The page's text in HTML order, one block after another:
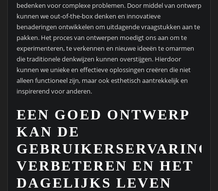
bedenken voor complexe problemen. Door middel van ontwerp
kunnen we out-of-the-box denken en innovatieve
benaderingen ontwikkelen om uitdagende vraagstukken aan te
pakken. Het proces van ontwerpen moedigt ons aan om te
experimenteren, te verkennen en nieuwe ideeën te omarmen
die traditionele denkwijzen kunnen overstijgen. Hierdoor
kunnen we unieke en effectieve oplossingen creëren die niet
alleen functioneel zijn, maar ook esthetisch aantrekkelijk en
inspirerend voor anderen.
EEN GOED ONTWERP
KAN DE
GEBRUIKERSERVARING
VERBETEREN EN HET
DAGELIJKS LEVEN